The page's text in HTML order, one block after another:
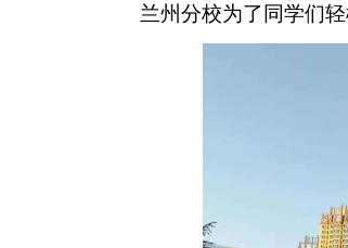
兰州分校为了同学们